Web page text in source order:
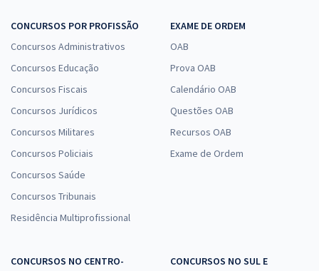
CONCURSOS POR PROFISSÃO
Concursos Administrativos
Concursos Educação
Concursos Fiscais
Concursos Jurídicos
Concursos Militares
Concursos Policiais
Concursos Saúde
Concursos Tribunais
Residência Multiprofissional
EXAME DE ORDEM
OAB
Prova OAB
Calendário OAB
Questões OAB
Recursos OAB
Exame de Ordem
CONCURSOS NO CENTRO-
CONCURSOS NO SUL E